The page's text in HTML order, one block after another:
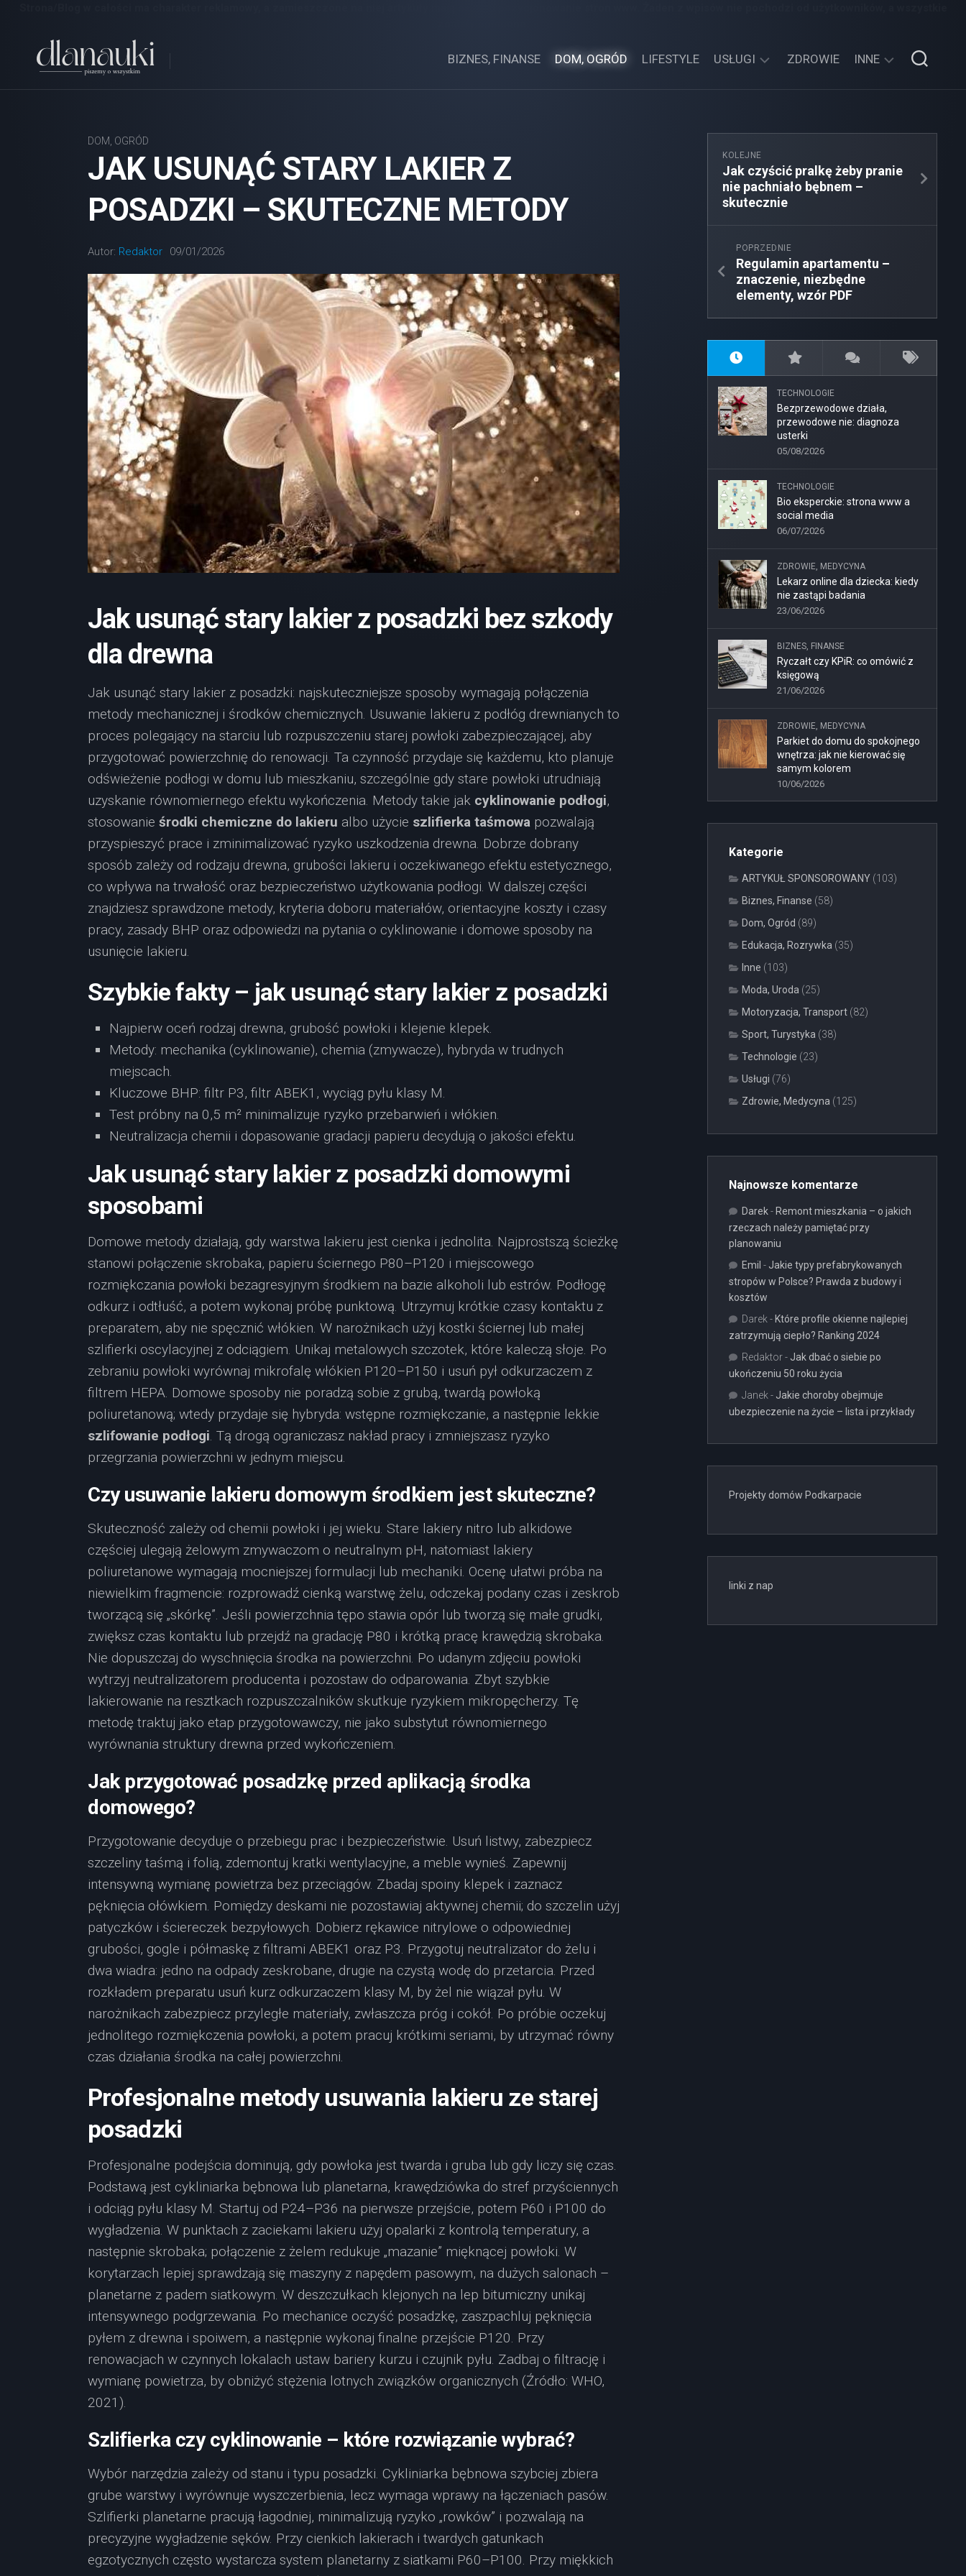
BIZNES, FINANSE DOM, OGRÓD LIFESTYLE USŁUGI ZDROWIE INNE
DOM, OGRÓD
JAK USUNĄĆ STARY LAKIER Z
POSADZKI – SKUTECZNE METODY
Autor: Redaktor 09/01/2026
Jak usunąć stary lakier z posadzki bez szkody
dla drewna
Jak usunąć stary lakier z posadzki: najskuteczniejsze sposoby wymagają połączenia
metody mechanicznej i środków chemicznych. Usuwanie lakieru z podłóg drewnianych to
proces polegający na starciu lub rozpuszczeniu starej powłoki zabezpieczającej, aby
przygotować powierzchnię do renowacji. Ta czynność przydaje się każdemu, kto planuje
odświeżenie podłogi w domu lub mieszkaniu, szczególnie gdy stare powłoki utrudniają
uzyskanie równomiernego efektu wykończenia. Metody takie jak cyklinowanie podłogi,
stosowanie środki chemiczne do lakieru albo użycie szlifierka taśmowa pozwalają
przyspieszyć prace i zminimalizować ryzyko uszkodzenia drewna. Dobrze dobrany
sposób zależy od rodzaju drewna, grubości lakieru i oczekiwanego efektu estetycznego,
co wpływa na trwałość oraz bezpieczeństwo użytkowania podłogi. W dalszej części
znajdziesz sprawdzone metody, kryteria doboru materiałów, orientacyjne koszty i czasy
pracy, zasady BHP oraz odpowiedzi na pytania o cyklinowanie i domowe sposoby na
usunięcie lakieru.
Szybkie fakty – jak usunąć stary lakier z posadzki
Najpierw oceń rodzaj drewna, grubość powłoki i klejenie klepek.
Metody: mechanika (cyklinowanie), chemia (zmywacze), hybryda w trudnych
miejscach.
Kluczowe BHP: filtr P3, filtr ABEK1, wyciąg pyłu klasy M.
Test próbny na 0,5 m² minimalizuje ryzyko przebarwień i włókien.
Neutralizacja chemii i dopasowanie gradacji papieru decydują o jakości efektu.
Jak usunąć stary lakier z posadzki domowymi
sposobami
Domowe metody działają, gdy warstwa lakieru jest cienka i jednolita. Najprostszą ścieżkę
stanowi połączenie skrobaka, papieru ściernego P80–P120 i miejscowego
rozmiękczania powłoki bezagresyjnym środkiem na bazie alkoholi lub estrów. Podłogę
odkurz i odtłuść, a potem wykonaj próbę punktową. Utrzymuj krótkie czasy kontaktu z
preparatem, aby nie spęcznić włókien. W narożnikach użyj kostki ściernej lub małej
szlifierki oscylacyjnej z odciągiem. Unikaj metalowych szczotek, które kaleczą słoje. Po
zebraniu powłoki wyrównaj mikrofalę włókien P120–P150 i usuń pył odkurzaczem z
filtrem HEPA. Domowe sposoby nie poradzą sobie z grubą, twardą powłoką
poliuretanową; wtedy przydaje się hybryda: wstępne rozmiękczanie, a następnie lekkie
szlifowanie podłogi. Tą drogą ograniczasz nakład pracy i zmniejszasz ryzyko
przegrzania powierzchni w jednym miejscu.
Czy usuwanie lakieru domowym środkiem jest skuteczne?
Skuteczność zależy od chemii powłoki i jej wieku. Stare lakiery nitro lub alkidowe
częściej ulegają żelowym zmywaczom o neutralnym pH, natomiast lakiery
poliuretanowe wymagają mocniejszej formulacji lub mechaniki. Ocenę ułatwi próba na
niewielkim fragmencie: rozprowadź cienką warstwę żelu, odczekaj podany czas i zeskrob
tworzącą się „skórkę”. Jeśli powierzchnia tępo stawia opór lub tworzą się małe grudki,
zwiększ czas kontaktu lub przejdź na gradację P80 i krótką pracę krawędzią skrobaka.
Nie dopuszczaj do wyschnięcia środka na powierzchni. Po udanym zdjęciu powłoki
wytrzyj neutralizatorem producenta i pozostaw do odparowania. Zbyt szybkie
lakierowanie na resztkach rozpuszczalników skutkuje ryzykiem mikropęcherzy. Tę
metodę traktuj jako etap przygotowawczy, nie jako substytut równomiernego
wyrównania struktury drewna przed wykończeniem.
Jak przygotować posadzkę przed aplikacją środka
domowego?
Przygotowanie decyduje o przebiegu prac i bezpieczeństwie. Usuń listwy, zabezpiecz
szczeliny taśmą i folią, zdemontuj kratki wentylacyjne, a meble wynieś. Zapewnij
intensywną wymianę powietrza bez przeciągów. Zbadaj spoiny klepek i zaznacz
pęknięcia ołówkiem. Pomiędzy deskami nie pozostawiaj aktywnej chemii; do szczelin użyj
patyczków i ściereczek bezpyłowych. Dobierz rękawice nitrylowe o odpowiedniej
grubości, gogle i półmaskę z filtrami ABEK1 oraz P3. Przygotuj neutralizator do żelu i
dwa wiadra: jedno na odpady zeskrobane, drugie na czystą wodę do przetarcia. Przed
rozkładem preparatu usuń kurz odkurzaczem klasy M, by żel nie wiązał pyłu. W
narożnikach zabezpiecz przyległe materiały, zwłaszcza próg i cokół. Po próbie oczekuj
jednolitego rozmiękczenia powłoki, a potem pracuj krótkimi seriami, by utrzymać równy
czas działania środka na całej powierzchni.
Profesjonalne metody usuwania lakieru ze starej
posadzki
Profesjonalne podejścia dominują, gdy powłoka jest twarda i gruba lub gdy liczy się czas.
Podstawą jest cykliniarka bębnowa lub planetarna, krawędziówka do stref przyściennych
i odciąg pyłu klasy M. Startuj od P24–P36 na pierwsze przejście, potem P60 i P100 do
wygładzenia. W punktach z zaciekami lakieru użyj opalarki z kontrolą temperatury, a
następnie skrobaka; połączenie z żelem redukuje „mazanie” mięknącej powłoki. W
korytarzach lepiej sprawdzają się maszyny z napędem pasowym, na dużych salonach –
planetarne z padem siatkowym. W deszczułkach klejonych na lep bitumiczny unikaj
intensywnego podgrzewania. Po mechanice oczyść posadzkę, zaszpachluj pęknięcia
pyłem z drewna i spoiwem, a następnie wykonaj finalne przejście P120. Przy
renowacjach w czynnych lokalach ustaw bariery kurzu i czujnik pyłu. Zadbaj o filtrację i
wymianę powietrza, by obniżyć stężenia lotnych związków organicznych (Źródło: WHO,
2021).
Szlifierka czy cyklinowanie – które rozwiązanie wybrać?
Wybór narzędzia zależy od stanu i typu posadzki. Cykliniarka bębnowa szybciej zbiera
grube warstwy i wyrównuje wyszczerbienia, lecz wymaga wprawy na łączeniach pasów.
Szlifierki planetarne pracują łagodniej, minimalizują ryzyko „rowków” i pozwalają na
precyzyjne wygładzenie sęków. Przy cienkich lakierach i twardych gatunkach
egzotycznych często wystarcza system planetarny z siatkami P60–P100. Przy miękkich
KOLEJNE
Jak czyścić pralkę żeby pranie
nie pachniało bębnem –
skutecznie
POPRZEDNIE
Regulamin apartamentu –
znaczenie, niezbędne
elementy, wzór PDF
TECHNOLOGIE
Bezprzewodowe działa,
przewodowe nie: diagnoza
usterki
05/08/2026
TECHNOLOGIE
Bio eksperckie: strona www a
social media
06/07/2026
ZDROWIE, MEDYCYNA
Lekarz online dla dziecka: kiedy
nie zastąpi badania
23/06/2026
BIZNES, FINANSE
Ryczałt czy KPiR: co omówić z
księgową
21/06/2026
ZDROWIE, MEDYCYNA
Parkiet do domu do spokojnego
wnętrza: jak nie kierować się
samym kolorem
10/06/2026
Kategorie
ARTYKUŁ SPONSOROWANY (103)
Biznes, Finanse (58)
Dom, Ogród (89)
Edukacja, Rozrywka (35)
Inne (103)
Moda, Uroda (25)
Motoryzacja, Transport (82)
Sport, Turystyka (38)
Technologie (23)
Usługi (76)
Zdrowie, Medycyna (125)
Najnowsze komentarze
Darek- Remont mieszkania – o jakich
rzeczach należy pamiętać przy
planowaniu
Emil - Jakie typy prefabrykowanych
stropów w Polsce? Prawda z budowy i
kosztów
Darek - Które profile okienne najlepiej
zatrzymują ciepło? Ranking 2024
Redaktor- Jak dbać o siebie po
ukończeniu 50 roku życia
Janek - Jakie choroby obejmuje
ubezpieczenie na życie – lista i przykłady
Projekty domów Podkarpacie
linki z nap